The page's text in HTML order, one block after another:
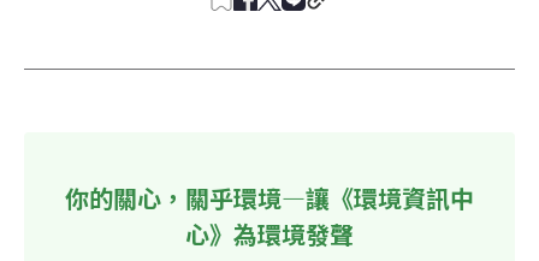
你的關心，關乎環境—讓《環境資訊中
心》為環境發聲